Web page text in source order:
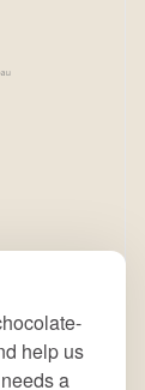
help us
a